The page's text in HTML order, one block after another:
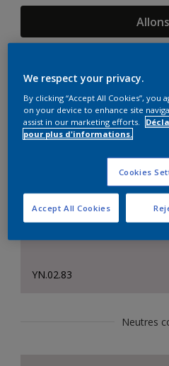
Suggestions
YN.02.83
Neutres
We respect your privacy.
By clicking “Accept All Cookies”,
on your device to enhance site
assist in our marketing efforts.
pour plus d'informations.
Cookies
Accept All Cookies